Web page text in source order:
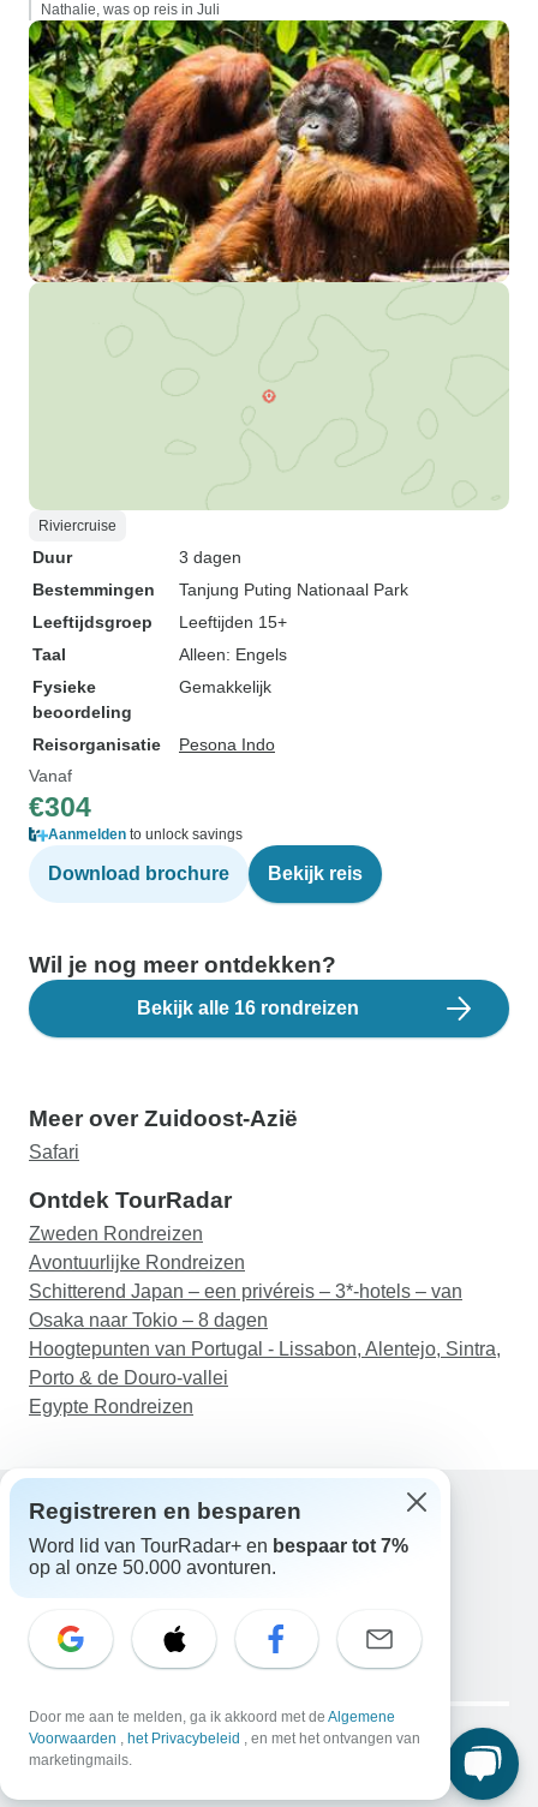
Nathalie, was op reis in Juli
Riviercruise
Duur
3 dagen
Bestemmingen
Tanjung Puting Nationaal Park
Leeftijdsgroep
Leeftijden 15+
Taal
Alleen: Engels
Fysieke
beoordeling
Gemakkelijk
Reisorganisatie
Pesona Indo
Vanaf
€304
Aanmelden to unlock savings
Download brochure Bekijk reis
Wil je nog meer ontdekken?
Bekijk alle 16 rondreizen
Meer over Zuidoost-Azië
Safari
Ontdek TourRadar
Zweden Rondreizen
Avontuurlijke Rondreizen
Schitterend Japan – een privéreis – 3*-hotels – van
Osaka naar Tokio – 8 dagen
Hoogtepunten van Portugal - Lissabon, Alentejo, Sintra,
Porto & de Douro-vallei
Egypte Rondreizen
Hulp
Neem contact met ons op
E-mail: support@tourradar.com
Taal selecteren
Copyright © TourRadar. Alle rechten voorbehouden.
Juridische kennisgeving Privacybeleid
Cookies
Registreren en besparen
Word lid van TourRadar+ en bespaar tot 7%
op al onze 50.000 avonturen.
Door me aan te melden, ga ik akkoord met de Algemene
Voorwaarden , het Privacybeleid , en met het ontvangen van
marketingmails.